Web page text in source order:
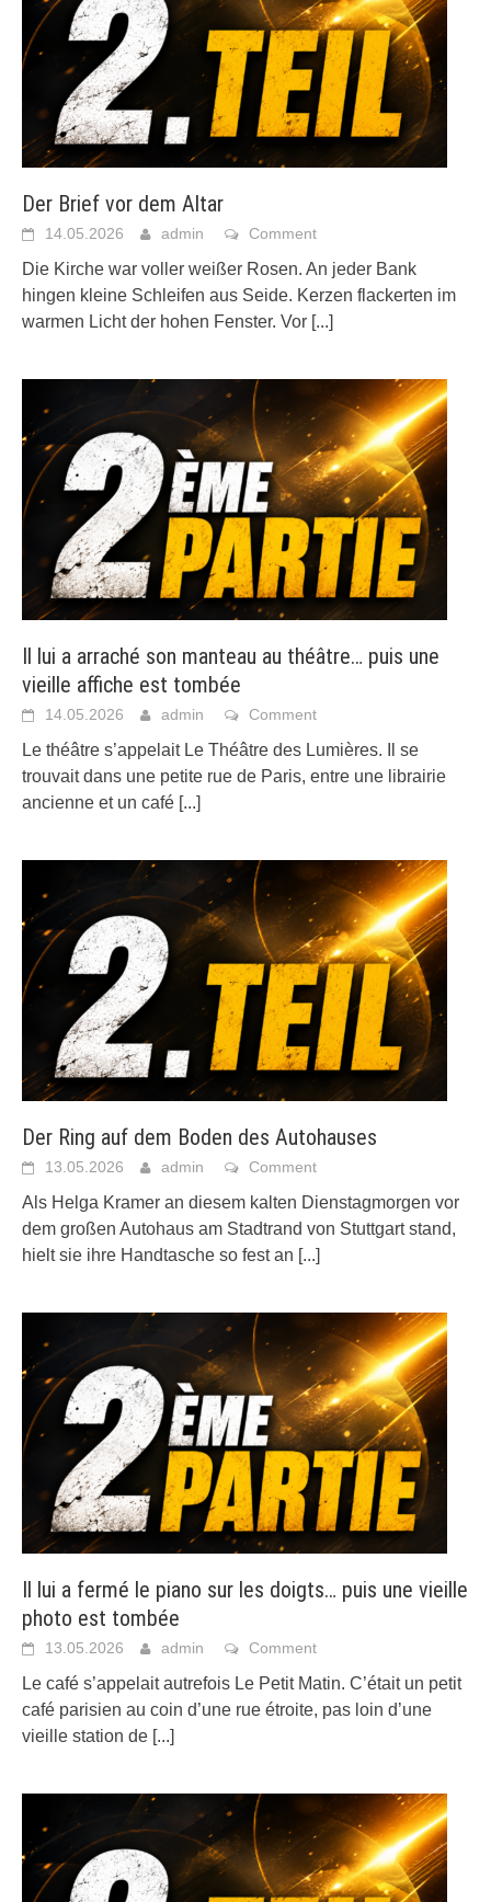
Der Brief vor dem Altar
14.05.2026 admin Comment
Die Kirche war voller weißer Rosen. An jeder Bank
hingen kleine Schleifen aus Seide. Kerzen flackerten im
warmen Licht der hohen Fenster. Vor [...]
Il lui a arraché son manteau au théâtre… puis une
vieille affiche est tombée
14.05.2026 admin Comment
Le théâtre s’appelait Le Théâtre des Lumières. Il se
trouvait dans une petite rue de Paris, entre une librairie
ancienne et un café [...]
Der Ring auf dem Boden des Autohauses
13.05.2026 admin Comment
Als Helga Kramer an diesem kalten Dienstagmorgen vor
dem großen Autohaus am Stadtrand von Stuttgart stand,
hielt sie ihre Handtasche so fest an [...]
Il lui a fermé le piano sur les doigts… puis une vieille
photo est tombée
13.05.2026 admin Comment
Le café s’appelait autrefois Le Petit Matin. C’était un petit
café parisien au coin d’une rue étroite, pas loin d’une
vieille station de [...]